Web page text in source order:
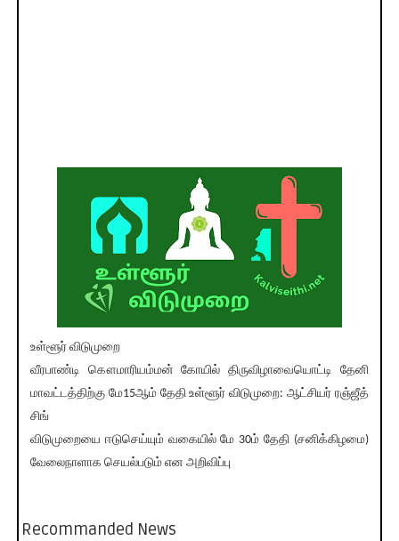
உள்ளூர் விடுமுறை
வீரபாண்டி கௌமாரியம்மன் கோயில் திருவிழாவையொட்டி தேனி
மாவட்டத்திற்கு மே15ஆம் தேதி உள்ளூர் விடுமுறை: ஆட்சியர் ரஞ்ஜீத்
சிங்
விடுமுறையை ஈடுசெய்யும் வகையில் மே 30ம் தேதி (சனிக்கிழமை)
வேலைநாளாக செயல்படும் என அறிவிப்பு
Recommanded News